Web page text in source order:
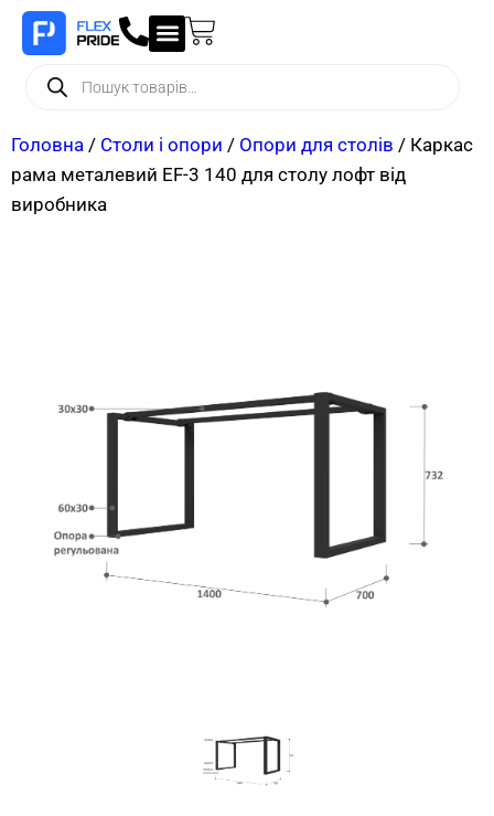
Головна / Столи і опори / Опори для столів / Каркас
рама металевий EF-3 140 для столу лофт від
виробника